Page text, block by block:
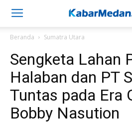
Beranda Sumatra Utara
Sengketa Lahan
Halaban dan PT
Tuntas pada Era
Bobby Nasution